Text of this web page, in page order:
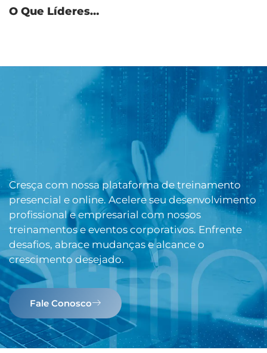
O Que Líderes…
Cresça com nossa plataforma de treinamento
presencial e online. Acelere seu desenvolvimento
profissional e empresarial com nossos
treinamentos e eventos corporativos. Enfrente
desafios, abrace mudanças e alcance o
crescimento desejado.
Fale Conosco